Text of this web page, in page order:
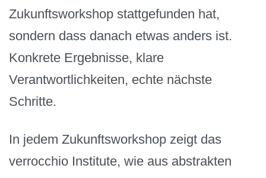
Zukunftsworkshop stattgefunden hat,
sondern dass danach etwas anders ist.
Konkrete Ergebnisse, klare
Verantwortlichkeiten, echte nächste
Schritte.
In jedem Zukunftsworkshop zeigt das
verrocchio Institute, wie aus abstrakten